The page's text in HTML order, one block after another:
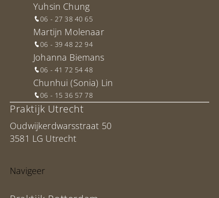
Yuhsin Chung
06 - 27 38 40 65
Martijn Molenaar
06 - 39 48 22 94
Johanna Biemans
06 - 41 72 54 48
Chunhui (Sonia) Lin
06 - 15 36 57 78
Praktijk Utrecht
Oudwijkerdwarsstraat 50
3581 LG Utrecht
Navigeer